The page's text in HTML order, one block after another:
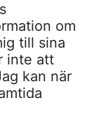
om
till sina
inte att
kan när